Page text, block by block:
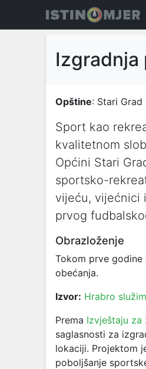
Izgradnja
Opštine: Stari Grad
Sport kao
kvalitetnom
Općini Stari
sportsko-
vijeću, vijećnici
prvog
Obrazloženje
Tokom prve
obećanja.
Izvor: Hrabro
Prema Izvještaju za
saglasnosti za
lokaciji. Projektom
poboljšanje